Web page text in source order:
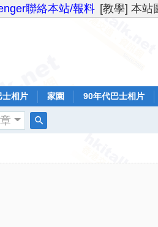
聯絡本站/報料 [教學] 本站
士相片 家園 90年代巴士相片